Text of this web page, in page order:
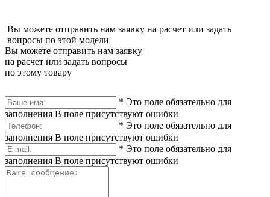
Вы можете отправить нам заявку на расчет или задать
вопросы по этой модели
Вы можете отправить нам заявку
на расчет или задать вопросы
по этому товару
* Это поле обязательно для
заполнения В поле присутствуют ошибки
* Это поле обязательно для
заполнения В поле присутствуют ошибки
* Это поле обязательно для
заполнения В поле присутствуют ошибки